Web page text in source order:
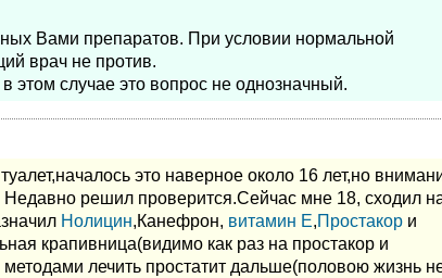
Вами препаратов. При условии нормальной
врач не против.
этом случае это вопрос не однозначный.
это наверное около 16 лет,но
решил проверится.Сейчас мне 18, сходил
Нолицин,Канефрон, витамин Е,Простакор и
крапивница(видимо как раз на простакор и
лечить простатит дальше(половою жизнь